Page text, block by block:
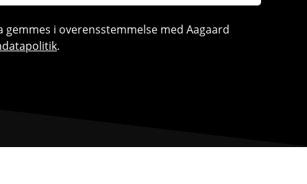
gemmes i overensstemmelse med Aagaard
.